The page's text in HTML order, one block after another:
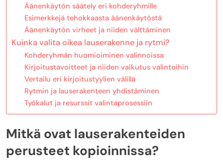
Äänenkäytön säätely eri kohderyhmille
Esimerkkejä tehokkaasta äänenkäytöstä
Äänenkäytön virheet ja niiden välttäminen
Kuinka valita oikea lauserakenne ja rytmi?
Kohderyhmän huomioiminen valinnoissa
Kirjoitustavoitteet ja niiden vaikutus valintoihin
Vertailu eri kirjoitustyylien välillä
Rytmin ja lauserakenteen yhdistäminen
Työkalut ja resurssit valintaprosessiin
Mitkä ovat lauserakenteiden
perusteet kopioinnissa?